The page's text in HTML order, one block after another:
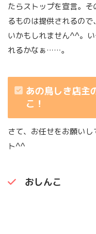
たらストップを宣言。
るものは提供されるの
いかもしれません^^。
れるかなぁ……。
あの鳥しき店主
こ！
さて、お任せをお願い
ト^^
おしんこ